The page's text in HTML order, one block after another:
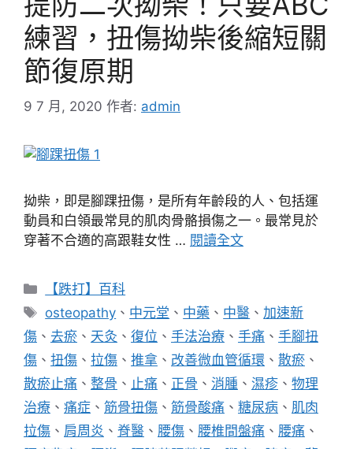
練習，扭傷拗柴後縮短關
節復原期
9 7 月, 2020 作者: admin
拗柴，即是腳踝扭傷，是所有年齡段的人、包括運
動員和白領最常見的肌肉骨骼損傷之一。最常見於
穿著不合適的高跟鞋女性 … 閱讀全文
分
【跌打】百科
標
籤
osteopathy 、 中元堂 、 中藥 、 中醫 、加速新
傷 、 去瘀 、 天灸 、 復位 、 手法治療 、 手痛 、 手腳扭
傷 、 扭傷 、 拉傷 、 推拿 、 改善微血管循環 、 散瘀 、
散瘀止痛 、 整骨 、 止痛 、 正骨 、 消腫 、 濕疹 、 物理
治療 、 痛症 、 筋骨扭傷 、 筋骨酸痛 、 糖尿病 、 肌肉
拉傷 、 肩周炎 、 脊醫 、 腰傷 、 腰椎間盤痛 、 腰痛 、